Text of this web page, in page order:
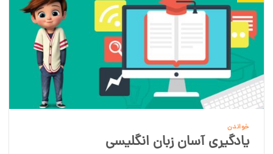
خواندن
یادگیری آسان زبان انگلیسی